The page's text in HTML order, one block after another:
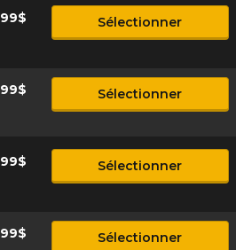
Sélectionner
Sélectionner
Sélectionner
Sélectionner